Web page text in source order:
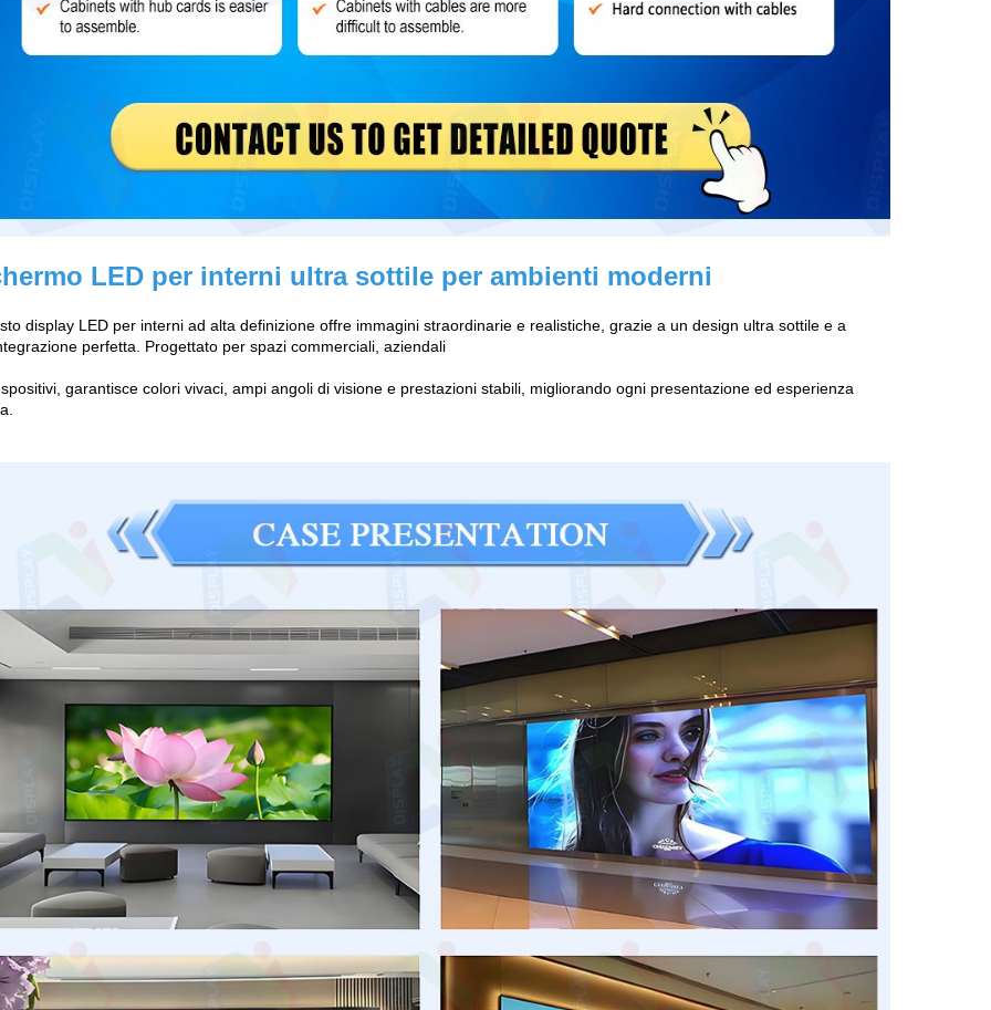
LED per interni ultra sottile per ambienti moderni
display LED per interni ad alta definizione offre immagini straordinarie e realistiche, grazie a un design ultra sottile e a
perfetta. Progettato per spazi commerciali, aziendali
garantisce colori vivaci, ampi angoli di visione e prestazioni stabili, migliorando ogni presentazione ed esperienza